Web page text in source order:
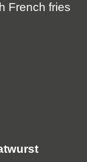
French fries